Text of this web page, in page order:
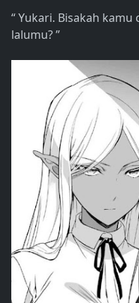
“ Yukari. Bisakah
lalumu? ”